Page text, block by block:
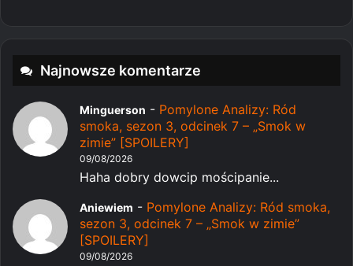
Najnowsze komentarze
Minguerson - Pomylone Analizy: Ród
smoka, sezon 3, odcinek 7 – „Smok w
zimie” [SPOILERY]
09/08/2026
Haha dobry dowcip mościpanie...
Aniewiem - Pomylone Analizy: Ród smoka,
sezon 3, odcinek 7 – „Smok w zimie”
[SPOILERY]
09/08/2026